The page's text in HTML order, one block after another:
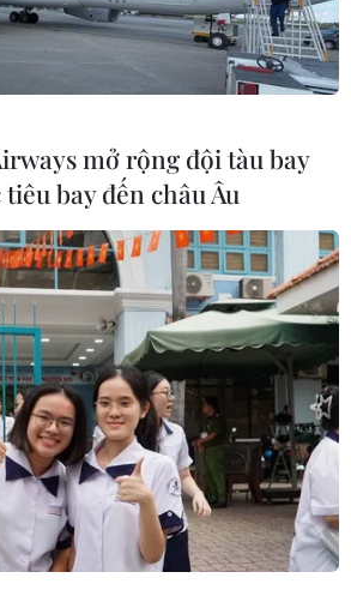
MỤC
Á khởi sắc nhờ kỳ
lãi suất
9 điểm nhờ nhóm
lượng
mở rộng đội tàu bay
bay đến châu Âu